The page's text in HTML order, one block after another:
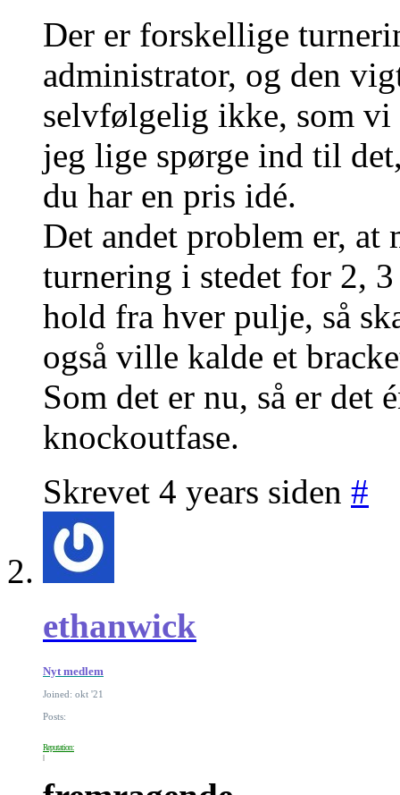
Der er forskellige
administrator, og den
selvfølgelig ikke, som vi
jeg lige spørge ind til
du har en pris idé.
Det andet problem er, at
turnering i stedet for 2,
hold fra hver pulje, så
også ville kalde et
Som det er nu, så er det
knockoutfase.
Skrevet 4 years siden #
ethanwick
Nyt medlem
Joined: okt '21
Posts:
Reputation: